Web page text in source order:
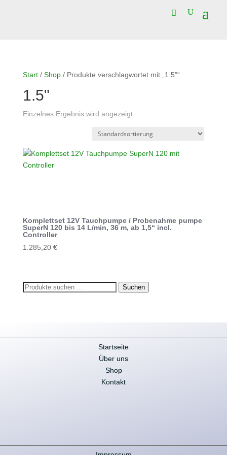
Start/ Shop/ Produkte verschlagwortet mit „1.5"“
1.5"
Einzelnes Ergebnis wird angezeigt
Komplettset 12V Tauchpumpe / Probenahme pumpe
SuperN 120 bis 14 L/min, 36 m, ab 1,5“ incl.
Controller
1.285,20 €
Suchen
Suchen
Startseite
Über uns
Shop
Kontakt